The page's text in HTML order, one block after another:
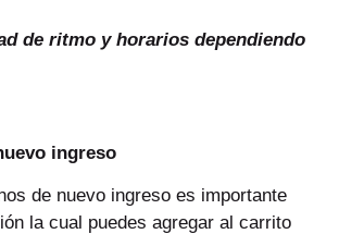
de ritmo y horarios dependiendo
ingreso
de nuevo ingreso es importante
la cual puedes agregar al carrito